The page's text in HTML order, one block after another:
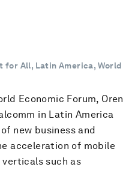
All, Latin America, World
Economic Forum, Oren
in Latin America
new business and
acceleration of mobile
such as